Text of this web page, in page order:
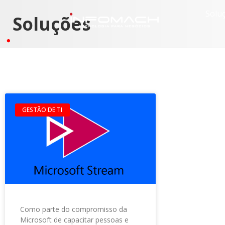
Soluções
GESTÃO DE TI
Como parte do compromisso da
Microsoft de capacitar pessoas e